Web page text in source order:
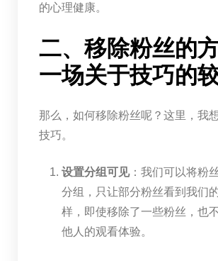
的心理健康。
二、移除粉丝的
一场关于技巧的
那么，如何移除粉丝呢？这里，我
技巧。
设置分组可见：我们可以将粉
分组，只让部分粉丝看到我们
样，即使移除了一些粉丝，也
他人的观看体验。